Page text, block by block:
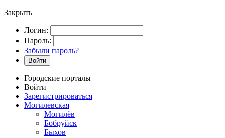
Закрыть
Логин:
Пароль:
Забыли пароль?
Войти
Городские порталы
Войти
Зарегистрироваться
Могилевская
Могилёв
Бобруйск
Быхов